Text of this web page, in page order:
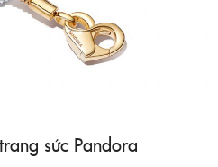
sức Pandora